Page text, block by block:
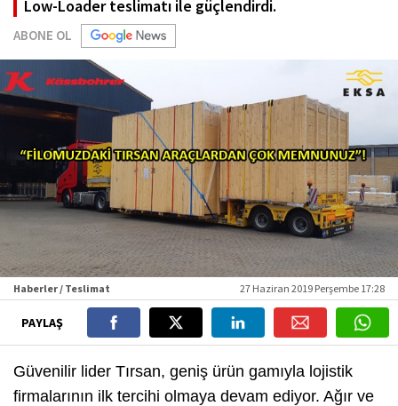
Low-Loader teslimatı ile güçlendirdi.
ABONE OL
Haberler / Teslimat 27 Haziran 2019 Perşembe 17:28
PAYLAŞ
Güvenilir lider Tırsan, geniş ürün gamıyla lojistik
firmalarının ilk tercihi olmaya devam ediyor. Ağır ve